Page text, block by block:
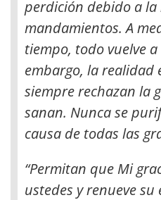
perdición debido a
mandamientos. A
tiempo, todo vuelve
embargo, la realidad
siempre rechazan la
sanan. Nunca se
causa de todas las
“Permitan que Mi
ustedes y renueve